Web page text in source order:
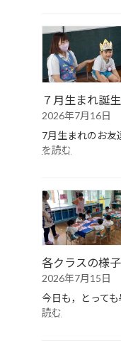
期
園
式
７月生まれ誕
2026年7月16日
7月生まれのお
を読む
生
ま
れ
誕
生
会
各クラスの様子
2026年7月15日
今日も，とって
読む